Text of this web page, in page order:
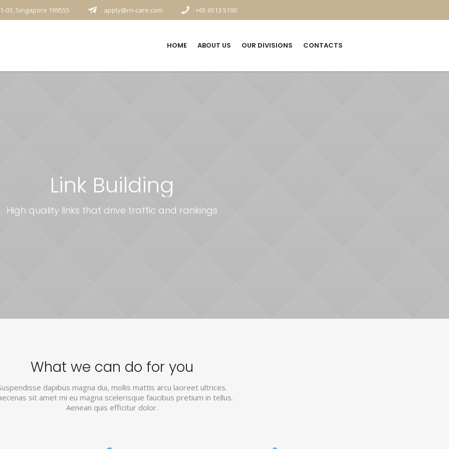
03, Singapore 199555 apply@rn-care.com +65 6513 5190
HOME ABOUT US OUR DIVISIONS CONTACTS
Link Building
High quality links that drive traffic and rankings
What we can do for you
dapibus magna dui, mollis mattis arcu laoreet ultrices.
sit amet mi eu magna scelerisque faucibus pretium in tellus.
Aenean quis efficitur dolor.